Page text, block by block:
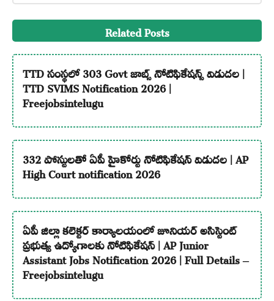
Related Posts
TTD సంస్థలో 303 Govt జాబ్స్ నోటిఫికేషన్స్ విడుదల |
TTD SVIMS Notification 2026 |
Freejobsintelugu
332 పోస్టులతో ఏపీ హైకోర్టు నోటిఫికేషన్ విడుదల | AP
High Court notification 2026
ఏపీ జిల్లా కలెక్టర్ కార్యాలయంలో జూనియర్ అసిస్టెంట్
ప్రభుత్వ ఉద్యోగాలకు నోటిఫికేషన్ | AP Junior
Assistant Jobs Notification 2026 | Full Details –
Freejobsintelugu